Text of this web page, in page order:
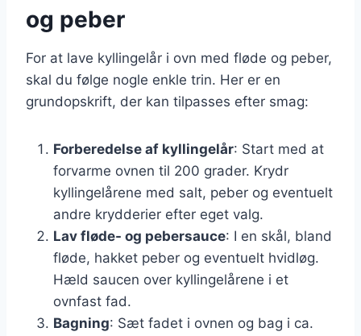
og peber
For at lave kyllingelår i ovn med fløde og peber,
skal du følge nogle enkle trin. Her er en
grundopskrift, der kan tilpasses efter smag:
Forberedelse af kyllingelår: Start med at
forvarme ovnen til 200 grader. Krydr
kyllingelårene med salt, peber og eventuelt
andre krydderier efter eget valg.
Lav fløde- og pebersauce: I en skål, bland
fløde, hakket peber og eventuelt hvidløg.
Hæld saucen over kyllingelårene i et
ovnfast fad.
Bagning: Sæt fadet i ovnen og bag i ca.